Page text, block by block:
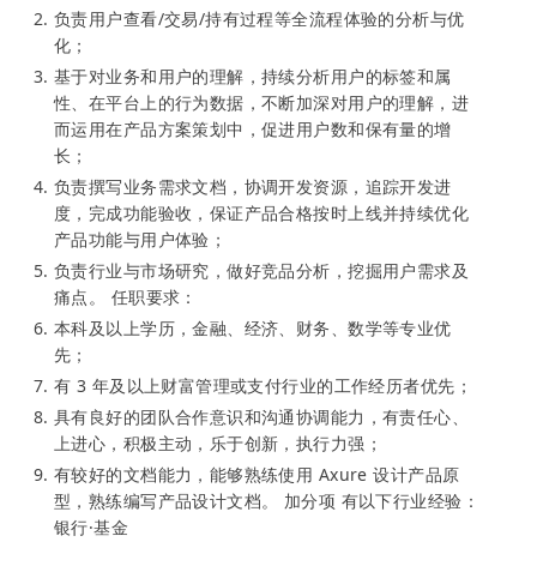
负责用户查看/交易/持有过程等全流程体验的分析与优
化；
基于对业务和用户的理解，持续分析用户的标签和属
性、在平台上的行为数据，不断加深对用户的理解，进
而运用在产品方案策划中，促进用户数和保有量的增
长；
负责撰写业务需求文档，协调开发资源，追踪开发进
度，完成功能验收，保证产品合格按时上线并持续优化
产品功能与用户体验；
负责行业与市场研究，做好竞品分析，挖掘用户需求及
痛点。 任职要求：
本科及以上学历，金融、经济、财务、数学等专业优
先；
有 3 年及以上财富管理或支付行业的工作经历者优先；
具有良好的团队合作意识和沟通协调能力，有责任心、
上进心，积极主动，乐于创新，执行力强；
有较好的文档能力，能够熟练使用 Axure 设计产品原
型，熟练编写产品设计文档。 加分项 有以下行业经验：
银行·基金